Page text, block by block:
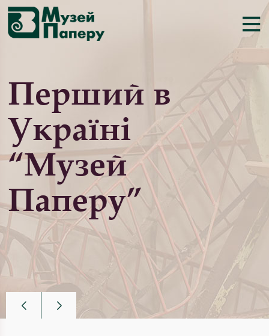
Перший в
Україні
“Музей
Паперу”